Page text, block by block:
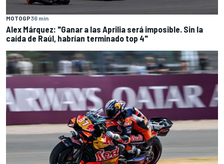
MOTOGP36 min
Alex Márquez: "Ganar a las Aprilia será imposible. Sin la
caída de Raúl, habrían terminado top 4"